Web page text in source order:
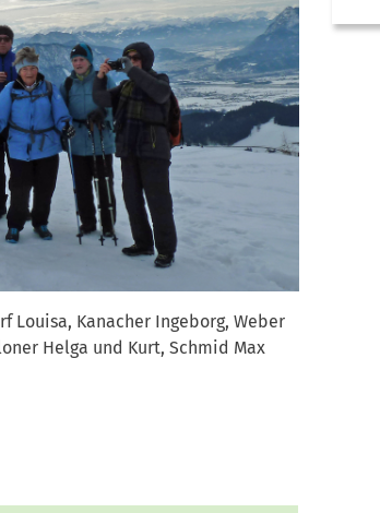
Louisa, Kanacher Ingeborg, Weber
Helga und Kurt, Schmid Max